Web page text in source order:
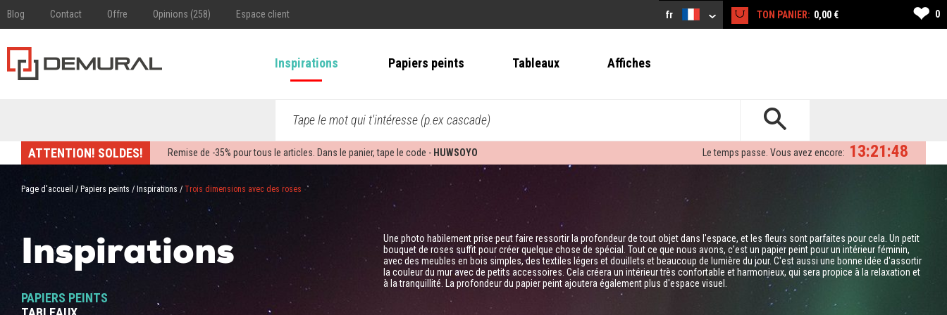
Blog Contact Offre Opinions (258) Espace client fr TON PANIER: 0,00 € ❤ 0
Inspirations Papiers peints Tableaux Affiches
Tape le mot qui t'intéresse (p.ex cascade)
ATTENTION! SOLDES! Remise de -35% pour tous le articles. Dans le panier, tape le code - HUWSOYO 13:21:47
Le temps passe. Vous avez encore:
Page d'accueil / Papiers peints / Inspirations / Trois dimensions avec des roses
Inspirations
PAPIERS PEINTS
Une photo habilement prise peut faire ressortir la profondeur de tout objet dans l'espace, et les fleurs sont parfaites pour cela. Un petit
bouquet de roses suffit pour créer quelque chose de spécial. Tout ce que nous avons, c'est un papier peint pour un intérieur féminin,
avec des meubles en bois simples, des textiles légers et douillets et beaucoup de lumière du jour. C'est aussi une bonne idée d'assortir
la couleur du mur avec de petits accessoires. Cela créera un intérieur très confortable et harmonieux, qui sera propice à la relaxation et
à la tranquillité. La profondeur du papier peint ajoutera également plus d'espace visuel.